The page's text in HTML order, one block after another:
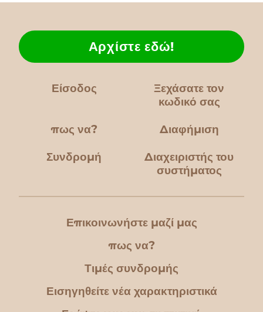
Είσοδος
Ξεχάσατε τον
κωδικό σας
πως να?
Αρχίστε εδώ!
Διαφήμιση
Συνδρομή
Διαχειριστής του
συστήματος
Επικοινωνήστε μαζί μας
πως να?
Τιμές συνδρομής
Εισηγηθείτε νέα χαρακτηριστικά